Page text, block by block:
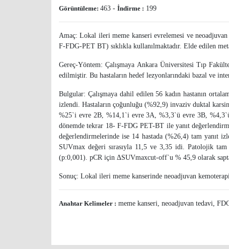
Görüntüleme: 463 - İndirme : 199
Amaç: Lokal ileri meme kanseri evrelemesi ve
F-FDG-PET BT) sıklıkla kullanılmaktadır. Elde edilen
Gereç-Yöntem: Çalışmaya Ankara Üniversitesi Tıp
edilmiştir. Bu hastaların hedef lezyonlarındaki bazal ve
Bulgular: Çalışmaya dahil edilen 56 kadın hastanın
izlendi. Hastaların çoğunluğu (%92,9) invaziv duktal
%25`i evre 2B, %14,1`i evre 3A, %3,3`ü evre 3B, %4,3`ü
dönemde tekrar 18- F-FDG PET-BT ile yanıt
değerlendirmelerinde ise 14 hastada (%26,4) tam yanıt
SUVmax değeri sırasıyla 11,5 ve 3,35 idi. Patolojik
(p:0,001). pCR için ΔSUVmaxcut-off`u % 45,9 olarak
Sonuç: Lokal ileri meme kanserinde neoadjuvan
Anahtar Kelimeler : meme kanseri, neoadjuvan tedavi,